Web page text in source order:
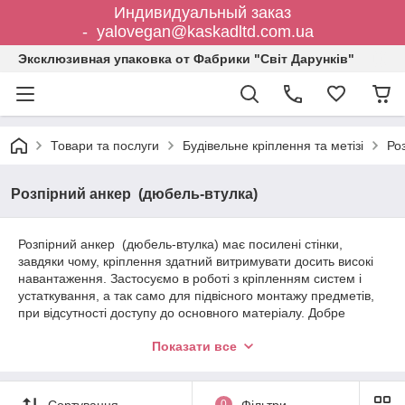
Индивидуальный заказ
- yalovegan@kaskadltd.com.ua
Эксклюзивная упаковка от Фабрики "Світ Дарунків"
Товари та послуги Будівельне кріплення та метізі
Розпірний анкер (дюбель-втулка)
Розпірний анкер (дюбель-втулка) має посилені стінки,
завдяки чому, кріплення здатний витримувати досить високі
навантаження. Застосуємо в роботі з кріпленням систем і
устаткування, а так само для підвісного монтажу предметів,
при відсутності доступу до основного матеріалу. Добре
Використовується всередині приміщення і на вулиці.
монтажу консолей, баллюстрад, секцій, огорож, стелажів,
напрямних, полиць або рейок. Анкер виготовлений з
Показати все